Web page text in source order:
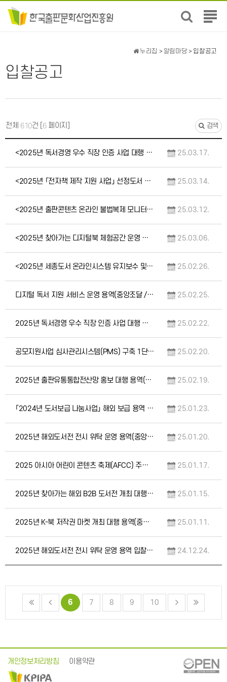
전
뉴
입찰공고
누리집 > 알림마당 > 입찰공고
전체 610건 [ 6페이지] 검색
<2025년 독서경영 우수 직장 인증 사업 대행 용역> 입찰공고(중앙조달 / 긴급) 25.03.17.
<2025년 「전자책 제작 지원 사업」 선정도서 검수 및 제작 컨설팅 용역> 입찰공고(중앙… 25.03.14.
<2025년 출판콘텐츠 온라인 불법복제 모니터링 용역> 입찰공고(긴급) 25.03.12.
<2025년 찾아가는 디지털북 체험공간 운영 용역> 입찰공고(긴급) 25.03.06.
<2025년 세종도서 온라인시스템 유지보수 및 관리 용역> 입찰공고(긴급) 25.02.26.
디지털 독서 지원 서비스 운영 용역(중앙조달 / 긴급) 25.02.25.
2025년 독서경영 우수 직장 인증 사업 대행 용역(중앙조달 / 긴급) 25.02.22.
공모지원사업 심사관리시스템(PMS) 구축 1단계 용역 입찰공고(긴급) 25.02.20.
2025년 출판유통통합전산망 홍보 대행 용역(중앙조달 / 긴급) 25.02.19.
「2024년 도서보급 나눔사업」 해외 보급 용역 입찰공고(긴급) 25.01.23.
2025년 해외도서전 전시 위탁 운영 용역(중앙조달 / 재공고) 25.01.20.
2025 아시아 어린이 콘텐츠 축제(AFCC) 주빈국관 운영 대행 용역(중앙조달 / 긴급) 25.01.17.
2025년 찾아가는 해외 B2B 도서전 개최 대행 용역(중앙조달 / 긴급) 25.01.15.
2025년 K-북 저작권 마켓 개최 대행 용역(중앙조달 / 긴급) 25.01.11.
2025년 해외도서전 전시 위탁 운영 용역 입찰공고(중앙조달 / 긴급) 24.12.24.
6 7 8 9 10
개인정보처리방침 이용약관